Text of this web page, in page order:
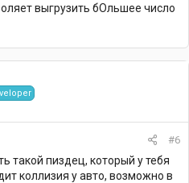
выгрузить бОльшее число
#6
такой пиздец, который у тебя
коллизия у авто, возможно в